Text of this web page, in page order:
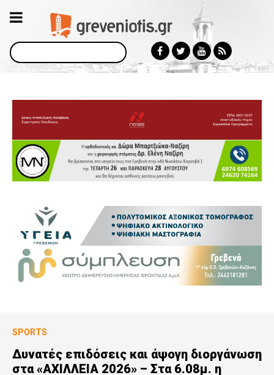
Αναζήτηση
SPORTS
Δυνατές επιδόσεις και άψογη διοργάνωση
στα «ΑΧΙΛΛΕΙΑ 2026» – Στα 6.08μ. η